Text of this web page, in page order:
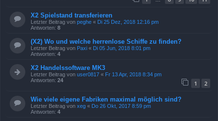
X2 Spielstand transferieren
Letzter Beitrag von peghe « Di 25 Dez, 2018 12:16 pm
Antworten: 8
(X2) Wo und welche herrenlose Schiffe zu finden?
Letzter Beitrag von Paxi « Di 05 Jun, 2018 8:01 pm
Antworten: 4
X2 Handelssoftware MK3
Letzter Beitrag von user0817 « Fr 13 Apr, 2018 8:34 pm
Antworten: 24 1 2
Wie viele eigene Fabriken maximal möglich sind?
Letzter Beitrag von xeg « Do 26 Okt, 2017 8:59 pm
Antworten: 4